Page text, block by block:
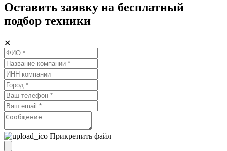
Оставить заявку на бесплатный
подбор техники
✕
Прикрепить файл